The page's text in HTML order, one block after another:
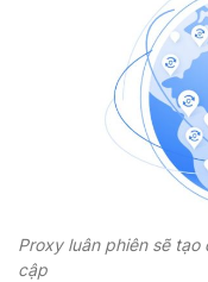
Proxy luân phiên sẽ tạo
cập